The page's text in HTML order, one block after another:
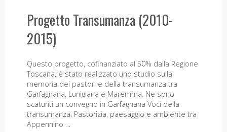
Agricoltura,
e
turismo
rurale
COREM – Cooperazione delle Reti
Ecologiche nel Mediterraneo
Il progetto ha fatto parte di un programma di
cooperazione transfrontaliera “Marittimo” Italia-
Francia 2007-2013. In questo progetto uno dei punti
più importanti è stata la proposta di studio di
rifondazione del Marchio di Qualità ambientale del
Parco Nazionale delle Cinque Terre, oltre …
Mendrisio,
giugno"
Progetto Transumanza (2010-
2015)
Questo progetto, cofinanziato al 50% dalla Regione
Toscana, è stato realizzato uno studio sulla
memoria dei pastori e della transumanza tra
Garfagnana, Lunigiana e Maremma. Ne sono
scaturiti un convegno in Garfagnana Voci della
transumanza. Pastorizia, paesaggio e ambiente tra
Appennino …